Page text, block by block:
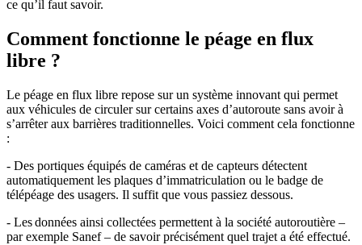
ce qu’il faut savoir.
Comment fonctionne le péage en flux
libre ?
Le péage en flux libre repose sur un système innovant qui permet
aux véhicules de circuler sur certains axes d’autoroute sans avoir à
s’arrêter aux barrières traditionnelles. Voici comment cela fonctionne
:
- Des portiques équipés de caméras et de capteurs détectent
automatiquement les plaques d’immatriculation ou le badge de
télépéage des usagers. Il suffit que vous passiez dessous.
- Les données ainsi collectées permettent à la société autoroutière –
par exemple Sanef – de savoir précisément quel trajet a été effectué.